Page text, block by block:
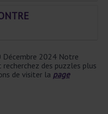
Décembre 2024 Notre
des puzzles plus
de visiter la page